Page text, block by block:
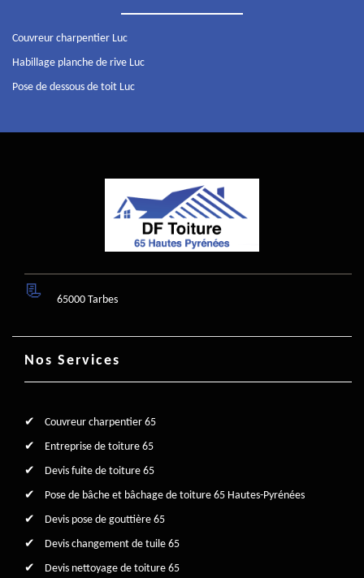
Couvreur charpentier Luc
Habillage planche de rive Luc
Pose de dessous de toit Luc
65000 Tarbes
Nos Services
Couvreur charpentier 65
Entreprise de toiture 65
Devis fuite de toiture 65
Pose de bâche et bâchage de toiture 65 Hautes-Pyrénées
Devis pose de gouttière 65
Devis changement de tuile 65
Devis nettoyage de toiture 65